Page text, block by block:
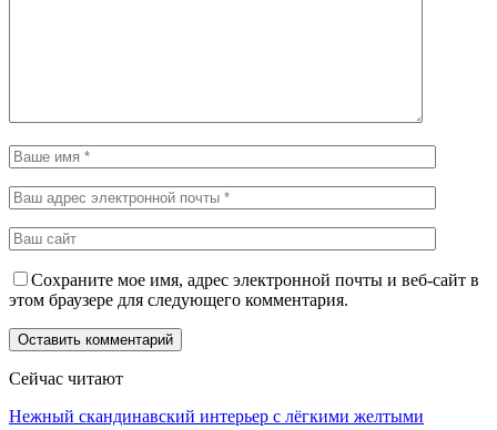
Сохраните мое имя, адрес электронной почты и веб-сайт в
этом браузере для следующего комментария.
Сейчас читают
Нежный скандинавский интерьер с лёгкими желтыми